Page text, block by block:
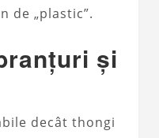
de „plastic”.
și
decât thongi